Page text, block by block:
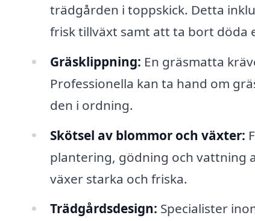
trädgården i toppskick. Detta
frisk tillväxt samt att ta bort döda
Gräsklippning: En gräsmatta
Professionella kan ta hand om
den i ordning.
Skötsel av blommor och växter:
plantering, gödning och vattning
växer starka och friska.
Trädgårdsdesign: Specialister